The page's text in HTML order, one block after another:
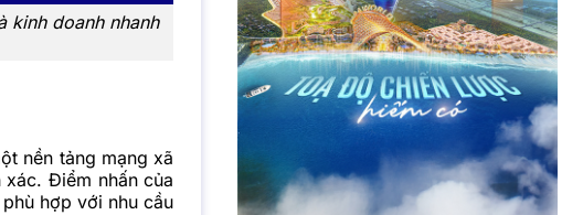
kinh doanh nhanh
nền tảng mạng xã
Điểm nhấn của
hợp với nhu cầu